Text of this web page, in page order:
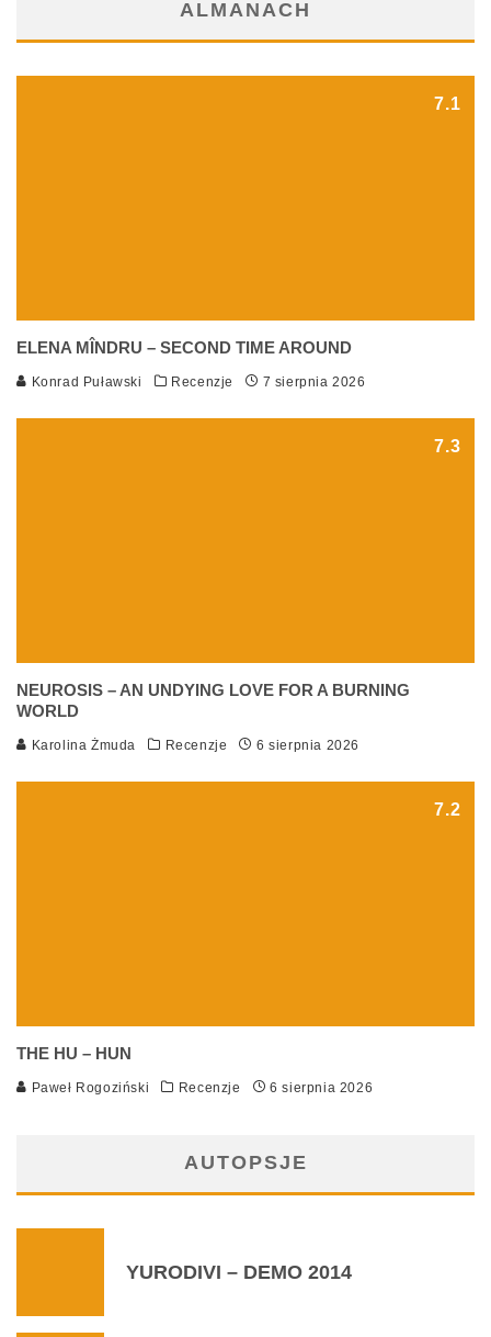
ALMANACH
7.1
ELENA MÎNDRU – SECOND TIME AROUND
Konrad Puławski Recenzje 7 sierpnia 2026
7.3
NEUROSIS – AN UNDYING LOVE FOR A BURNING
WORLD
Karolina Żmuda Recenzje 6 sierpnia 2026
7.2
THE HU – HUN
Paweł Rogoziński Recenzje 6 sierpnia 2026
AUTOPSJE
YURODIVI – DEMO 2014